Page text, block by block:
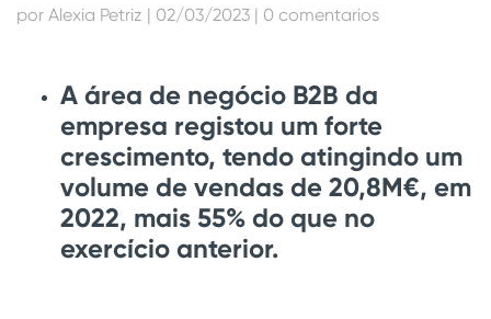
por Alexia Petriz | 02/03/2023 | 0 comentarios
A área de negócio B2B da
empresa registou um forte
crescimento, tendo atingindo um
volume de vendas de 20,8M€, em
2022, mais 55% do que no
exercício anterior.